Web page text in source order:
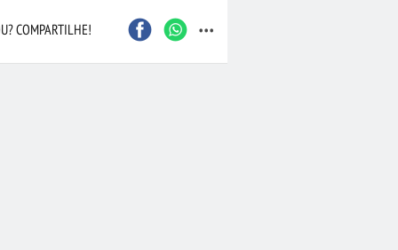
Caxias do Sul
COMPARTILHE! ...